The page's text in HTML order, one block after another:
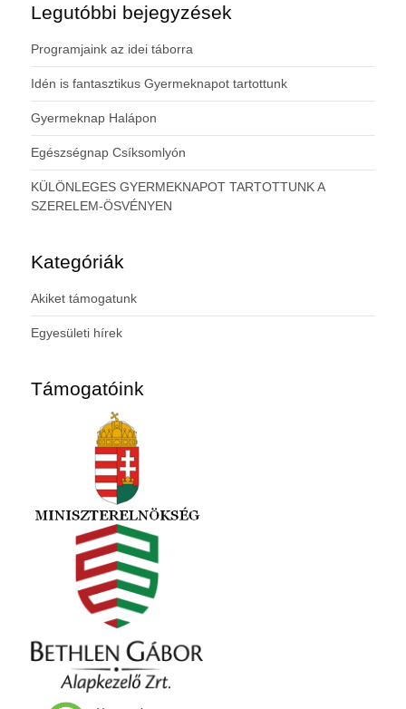
Legutóbbi bejegyzések
Programjaink az idei táborra
Idén is fantasztikus Gyermeknapot tartottunk
Gyermeknap Halápon
Egészségnap Csíksomlyón
KÜLÖNLEGES GYERMEKNAPOT TARTOTTUNK A
SZERELEM-ÖSVÉNYEN
Kategóriák
Akiket támogatunk
Egyesületi hírek
Támogatóink